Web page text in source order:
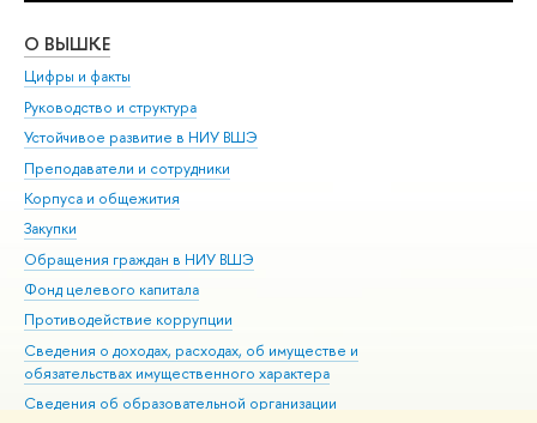
О ВЫШКЕ
Цифры и факты
Руководство и структура
Устойчивое развитие в НИУ ВШЭ
Преподаватели и сотрудники
Корпуса и общежития
Закупки
Обращения граждан в НИУ ВШЭ
Фонд целевого капитала
Противодействие коррупции
Сведения о доходах, расходах, об имуществе и
обязательствах имущественного характера
Сведения об образовательной организации